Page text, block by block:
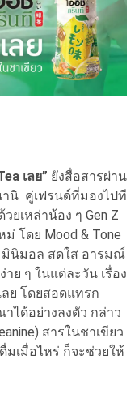
เลย” ยังสื่อสารผ่าน
นิ คู่เฟรนด์ที่มองไปที
ยเหล่าน้อง ๆ Gen Z
โดย Mood & Tone
นิมอล สดใส อารมณ์
ย ๆ ในแต่ละวัน เรื่อง
ลย โดยสอดแทรก
ได้อย่างลงตัว กล่าว
สารในชาเขียว
มเมื่อไหร่ ก็จะช่วยให้